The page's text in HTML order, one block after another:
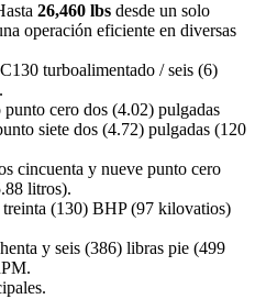
26,460 lbs desde un solo
operación eficiente en diversas
turboalimentado / seis (6)
cero dos (4.02) pulgadas
siete dos (4.72) pulgadas (120
cincuenta y nueve punto cero
litros).
(130) BHP (97 kilovatios)
y seis (386) libras pie (499